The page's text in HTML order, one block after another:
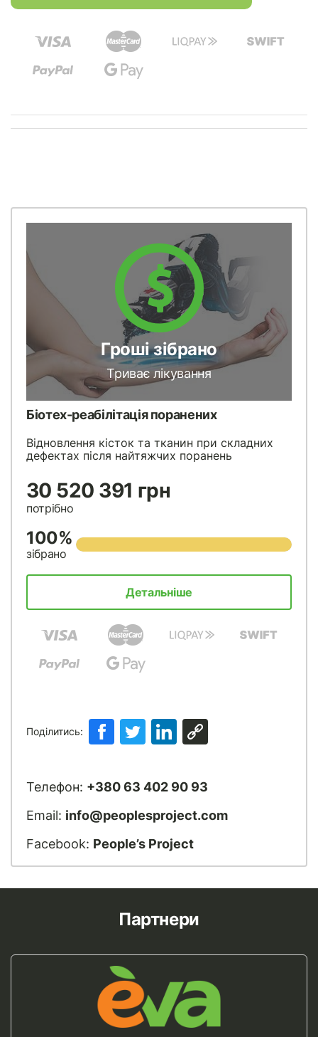
Гроші зібрано
Триває лікування
Біотех-реабілітація поранених
Відновлення кісток та тканин при складних
дефектах після найтяжчих поранень
30 520 391 грн
потрібно
100%
зібрано
Детальніше
Поділитись:
Телефон: +380 63 402 90 93
Email: info@peoplesproject.com
Facebook: People’s Project
Партнери